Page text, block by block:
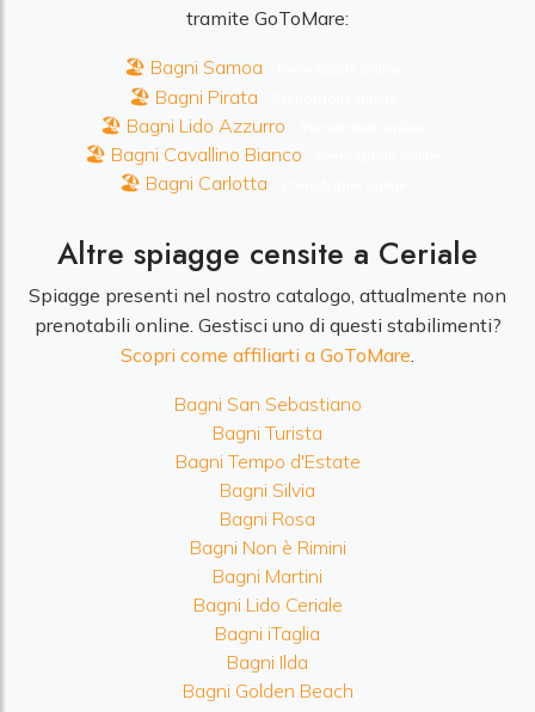
tramite GoToMare:
🏖️ Bagni Samoa
🏖️ Bagni Pirata
🏖️ Bagni Lido Azzurro
🏖️ Bagni Cavallino Bianco
🏖️ Bagni Carlotta
Altre spiagge censite a Ceriale
Spiagge presenti nel nostro catalogo, attualmente non
prenotabili online. Gestisci uno di questi stabilimenti?
Scopri come affiliarti a GoToMare.
Bagni San Sebastiano
Bagni Turista
Bagni Tempo d'Estate
Bagni Silvia
Bagni Rosa
Bagni Non è Rimini
Bagni Martini
Bagni Lido Ceriale
Bagni iTaglia
Bagni Ilda
Bagni Golden Beach